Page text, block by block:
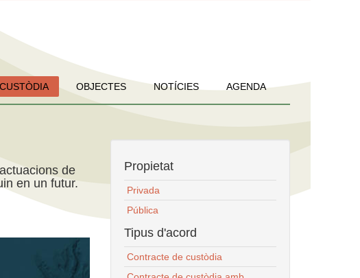
OBJECTES NOTÍCIES AGENDA
de
en un futur.
Propietat
Privada
Pública
Tipus d'acord
Contracte de custòdia